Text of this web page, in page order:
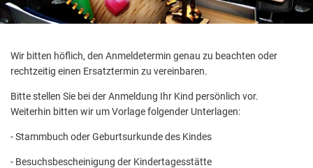
Wir bitten höflich, den Anmeldetermin genau zu beachten oder
rechtzeitig einen Ersatztermin zu vereinbaren.
Bitte stellen Sie bei der Anmeldung Ihr Kind persönlich vor.
Weiterhin bitten wir um Vorlage folgender Unterlagen:
- Stammbuch oder Geburtsurkunde des Kindes
- Besuchsbescheinigung der Kindertagesstätte